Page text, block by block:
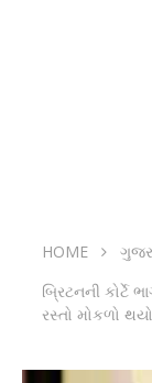
HOME
બ્રિટનની કોર્ટે
રસ્તો મોકળો થયો